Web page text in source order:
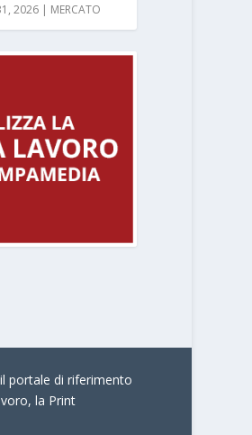
2026 | MERCATO
portale di riferimento
la Print